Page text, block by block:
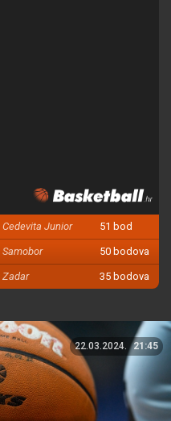
Cedevita Junior 51 bod
Samobor 50 bodova
Zadar 35 bodova
22.03.2024. 21:45